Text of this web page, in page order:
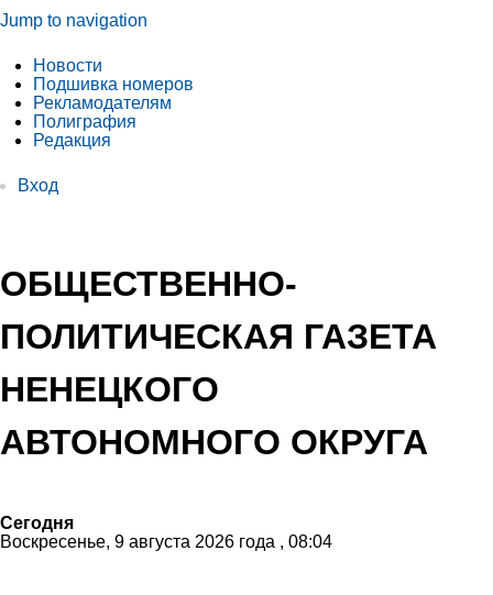
Jump to navigation
Новости
Подшивка номеров
Рекламодателям
Полиграфия
Редакция
Вход
ОБЩЕСТВЕННО-
ПОЛИТИЧЕСКАЯ ГАЗЕТА
НЕНЕЦКОГО
АВТОНОМНОГО ОКРУГА
Сегодня
Воскресенье, 9 августа 2026 года , 08:04